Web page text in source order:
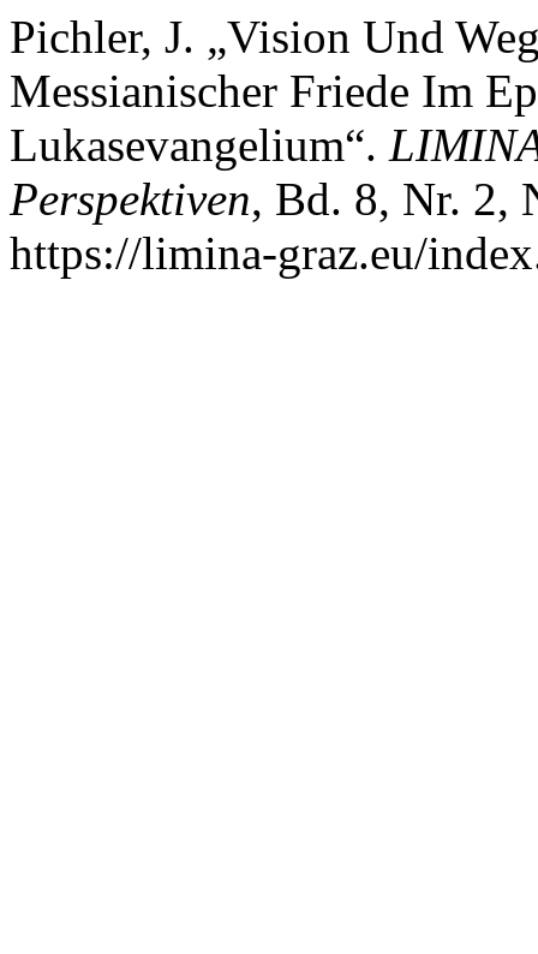
Pichler, J. „Vision Und
Messianischer Friede Im
Lukasevangelium“.
Perspektiven, Bd. 8, Nr. 2,
https://limina-graz.eu/